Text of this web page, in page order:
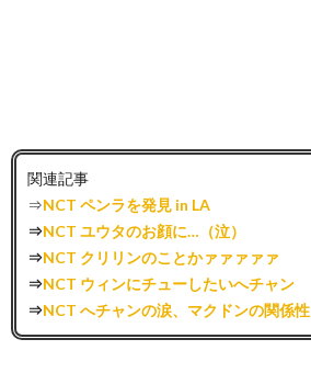
関連記事
⇒NCT ペンラを発見 in LA
⇒NCT ユウタのお顔に…（泣）
⇒NCT クリリンのことかァァァァァ
⇒NCT ウィンにチューしたいへチャン
⇒NCT へチャンの涙、マクドンの関係性